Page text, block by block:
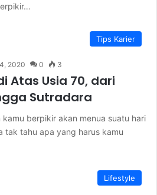
Tips Karier
2020 0 3
Atas Usia 70, dari
Sutradara
kamu berpikir akan menua suatu hari
tak tahu apa yang harus kamu
Lifestyle